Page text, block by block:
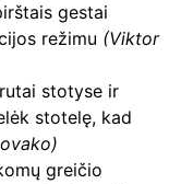
gestai
režimu (Viktor
stotyse ir
stotelę, kad
greičio